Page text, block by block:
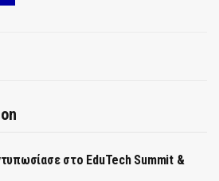
στο EduTech Summit &